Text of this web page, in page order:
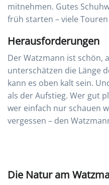
mitnehmen. Gutes
früh starten – viele
Herausforderungen
Der Watzmann ist schön,
unterschätzen die Länge
kann es oben kalt sein.
als der Aufstieg. Wer gut
wer einfach nur schauen
vergessen – den
Die Natur am